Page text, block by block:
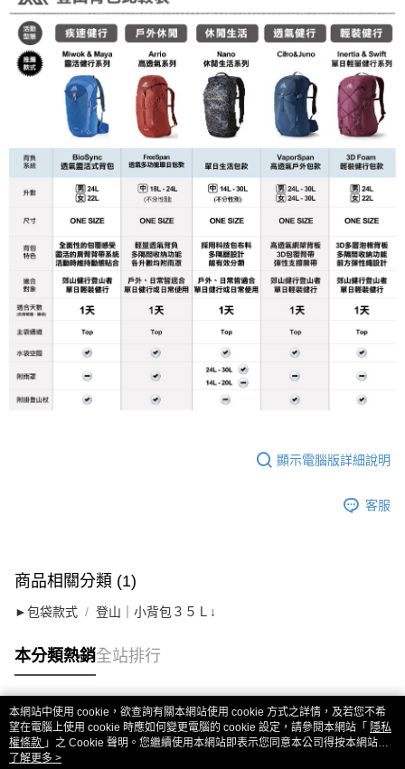
顯示電腦版詳細說明
客服
商品相關分類 (1)
►包袋款式 登山｜小背包３５Ｌ↓
本分類熱銷全站排行
熱門標籤
本網站中使用 cookie，欲查詢有關本網站使用 cookie 方式之詳情，及若您不希
望在電腦上使用 cookie 時應如何變更電腦的 cookie 設定，請參閱本網站「 隱私
權條款 」之 Cookie 聲明。您繼續使用本網站即表示您同意本公司得按本網站使
用條款之 Cookie 聲明使用 cookie。
了解更多 >